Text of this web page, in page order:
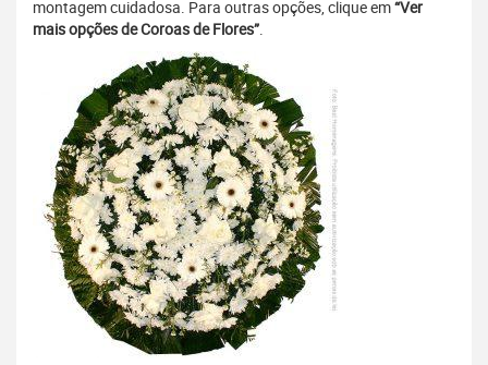
montagem cuidadosa. Para outras opções, clique em“Ver
mais opções de Coroas de Flores”.